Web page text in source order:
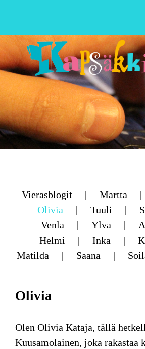
content
Vierasblogit Martta
Olivia
Tuuli
Venla
Ylva
Helmi
Inka
Matilda
Saana
Olivia
Olen Olivia Kataja, tällä
Kuusamolainen, joka rakastaa